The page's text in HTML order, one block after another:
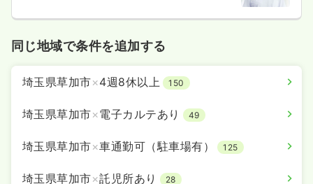
同じ地域で条件を追加する
埼玉県草加市×4週8休以上 150
埼玉県草加市×電子カルテあり 49
埼玉県草加市×車通勤可（駐車場有） 125
埼玉県草加市×託児所あり 28